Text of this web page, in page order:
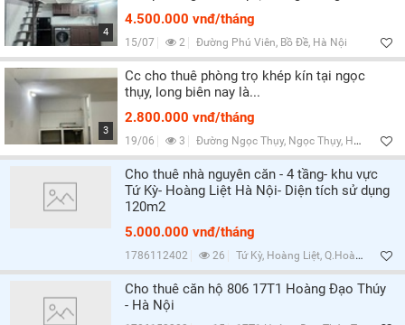
4
4.500.000 vnđ/tháng
15/07 2 Đường Phú Viên, Bồ Đề, Hà Nội
3
Cc cho thuê phòng trọ khép kín tại ngọc
thụy, long biên nay là...
2.800.000 vnđ/tháng
19/06 3 Đường Ngọc Thụy, Ngọc Thụy, Hà Nội
Cho thuê nhà nguyên căn - 4 tầng- khu vực
Tứ Kỳ- Hoàng Liệt Hà Nội- Diện tích sử dụng
120m2
5.000.000 vnđ/tháng
1786112402 26 Tứ Kỳ, Hoàng Liệt, Q.Hoàng Mai, Hà Nội
Cho thuê căn hộ 806 17T1 Hoàng Đạo Thúy
- Hà Nội